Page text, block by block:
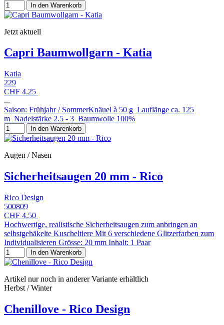
In den Warenkorb
Jetzt aktuell
Capri Baumwollgarn - Katia
Katia
229
CHF 4.25
...
Saison: Frühjahr / SommerKnäuel à 50 g Lauflänge ca. 125
m Nadelstärke 2.5 - 3 Baumwolle 100%
In den Warenkorb
Augen / Nasen
Sicherheitsaugen 20 mm - Rico
Rico Design
500809
CHF 4.50
Hochwertige, realistische Sicherheitsaugen zum anbringen an
selbstgehäkelte Kuscheltiere Mit 6 verschiedene Glitzerfarben zum
Individualisieren Grösse: 20 mm Inhalt: 1 Paar
In den Warenkorb
Artikel nur noch in anderer Variante erhältlich
Herbst / Winter
Chenillove - Rico Design